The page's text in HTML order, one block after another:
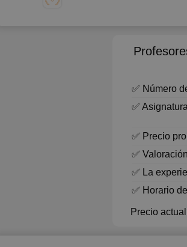
✅ Número
✅
✅ Precio
✅
✅ La
✅ Horario
Precio